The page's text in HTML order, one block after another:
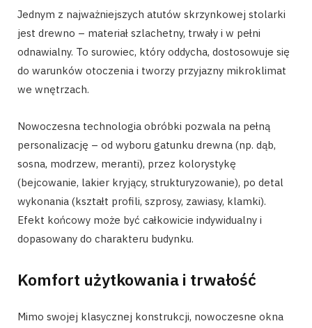
Jednym z najważniejszych atutów skrzynkowej stolarki
jest drewno – materiał szlachetny, trwały i w pełni
odnawialny. To surowiec, który oddycha, dostosowuje się
do warunków otoczenia i tworzy przyjazny mikroklimat
we wnętrzach.
Nowoczesna technologia obróbki pozwala na pełną
personalizację – od wyboru gatunku drewna (np. dąb,
sosna, modrzew, meranti), przez kolorystykę
(bejcowanie, lakier kryjący, strukturyzowanie), po detal
wykonania (kształt profili, szprosy, zawiasy, klamki).
Efekt końcowy może być całkowicie indywidualny i
dopasowany do charakteru budynku.
Komfort użytkowania i trwałość
Mimo swojej klasycznej konstrukcji, nowoczesne okna